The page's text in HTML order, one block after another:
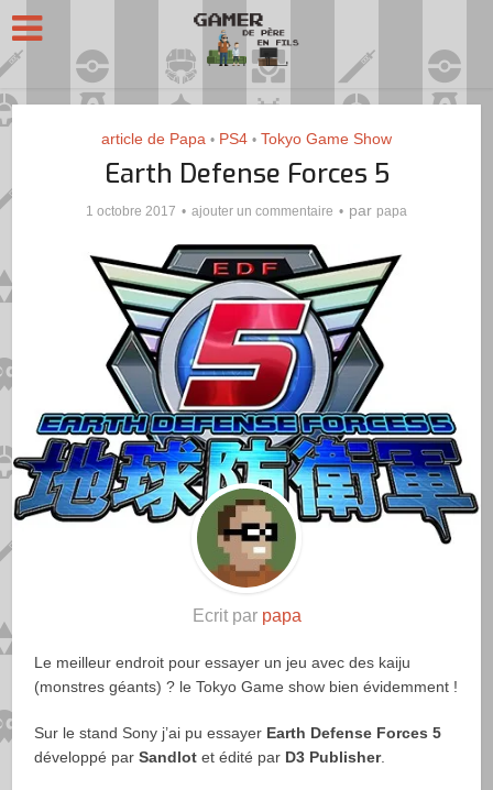
article de Papa • PS4 • Tokyo Game Show
Earth Defense Forces 5
1 octobre 2017 ajouter un commentaire par papa
Ecrit par papa
Le meilleur endroit pour essayer un jeu avec des kaiju
(monstres géants) ? le Tokyo Game show bien évidemment !
Sur le stand Sony j’ai pu essayer Earth Defense Forces 5
développé parSandlot et édité par D3 Publisher.